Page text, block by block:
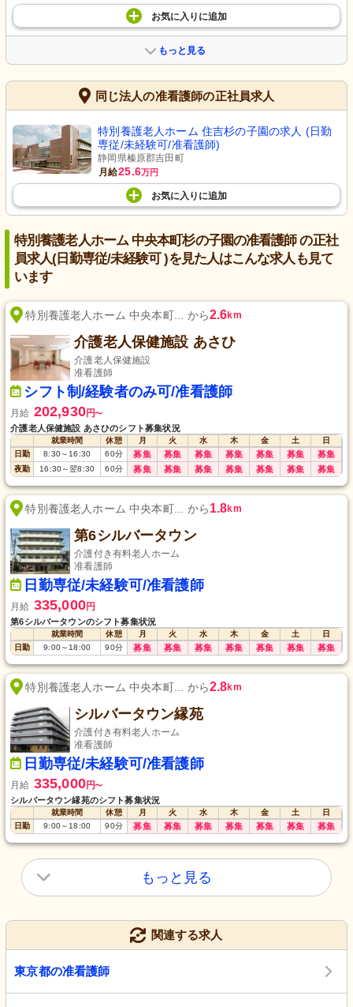
お気に入り に追加
もっと見る
同じ法人の准看護師の正社員求人
特別養護老人ホーム 住吉杉の子園の求人 (日勤
専従/未経験可/准看護師)
静岡県榛原郡吉田町
月給25.6万円
お気に入り に追加
特別養護老人ホーム 中央本町杉の子園の准看護師 の正社
員求人(日勤専従/未経験可 )を見た人はこんな求人も見て
います
特別養護老人ホーム 中央本町... から2.6km
介護老人保健施設 あさひ
介護老人保健施設
准看護師
シフト制/経験者のみ可/准看護師
月給 202,930円〜
介護老人保健施設 あさひのシフト募集状況
就業時間 休憩 月 火 水 木 金 土
日
日勤
8:30～16:30 60分 募集 募集 募集 募集 募集 募集 募集
夜勤 16:30～翌8:30 60分 募集 募集 募集 募集 募集 募集 募集
特別養護老人ホーム 中央本町... から1.8km
第6シルバータウン
介護付き有料老人ホーム
准看護師
日勤専従/未経験可/准看護師
月給 335,000円
第6シルバータウンのシフト募集状況
就業時間 休憩 月 火 水 木 金 土
日
日勤
9:00～18:00 90分 募集 募集 募集 募集 募集 募集 募集
特別養護老人ホーム 中央本町... から2.8km
シルバータウン縁苑
介護付き有料老人ホーム
准看護師
日勤専従/未経験可/准看護師
月給 335,000円〜
シルバータウン縁苑のシフト募集状況
就業時間 休憩 月 火 水 木 金 土
日
日勤
9:00～18:00 90分 募集 募集 募集 募集 募集 募集 募集
もっと見る
関連する求人
東京都の准看護師